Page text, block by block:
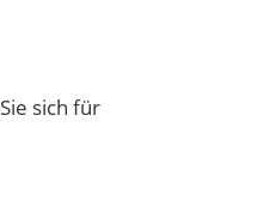
sich für